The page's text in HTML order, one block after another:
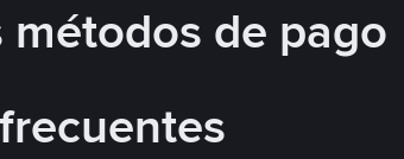
métodos de pago